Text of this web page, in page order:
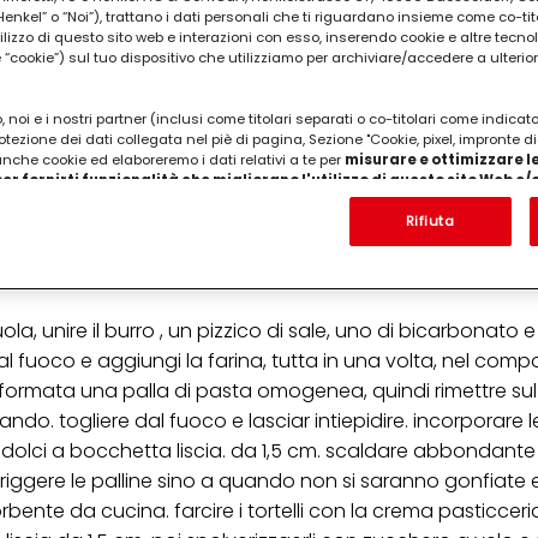
limone naturale, 200 ml.crema pasticciera, olio,
unire il burro , un pizzico di sale, uno di bicarbonato
fuoco e aggiungi la farina, tutta in una volta, nel
una palla di pasta omogenea, quindi rimettre
togliere dal fuoco e lasciar intiepidire. incorporare
a bocchetta liscia. da 1,5 cm. scaldare
le palline sino a quando non si saranno gonfiate
da cucina. farcire i tortelli con la crema
o “Noi”), trattano i dati personali che ti riguardano insieme come co-
di questo sito web e interazioni con esso, inserendo cookie e altre
sul tuo dispositivo che utilizziamo per archiviare/accedere a
noi e i nostri partner (inclusi come titolari separati o co-titolari come
dei dati collegata nel piè di pagina, Sezione "Cookie, pixel, impronte
cookie ed elaboreremo i dati relativi a te per misurare e ottimizzare
fornirti funzionalità che migliorano l'utilizzo di questo sito Web e/
il tuo utilizzo di questo sito Web e le tue interazioni commerciali
per cui lavori) per) e su tale base tracciare i tuoi acquisti dei nostri
informazioni sulle entità commerciali e creare profili individuali su di te
il successo delle campagne pubblicitarie.
informazioni sul trattamento dei tuoi dati nella nostra Informativa sulla
(Sezione "Cookie, Pixel, Impronte digitali e tecnologie simili"). Puoi
effetto per il futuro disabilitando i cookie sul nostro sito web nella sezione
Per ulteriori informazioni sui cookie utilizzati su questo sito Web, in
consultare le informazioni dettagliate su ciascun cookie disponibili
potrai trovare maggiori informazioni sul trattamento dei tuoi dati / sull'uso
sopra menzionati. Cliccando su "Accetta tutto", acconsenti all'uso dei
Rifiuta